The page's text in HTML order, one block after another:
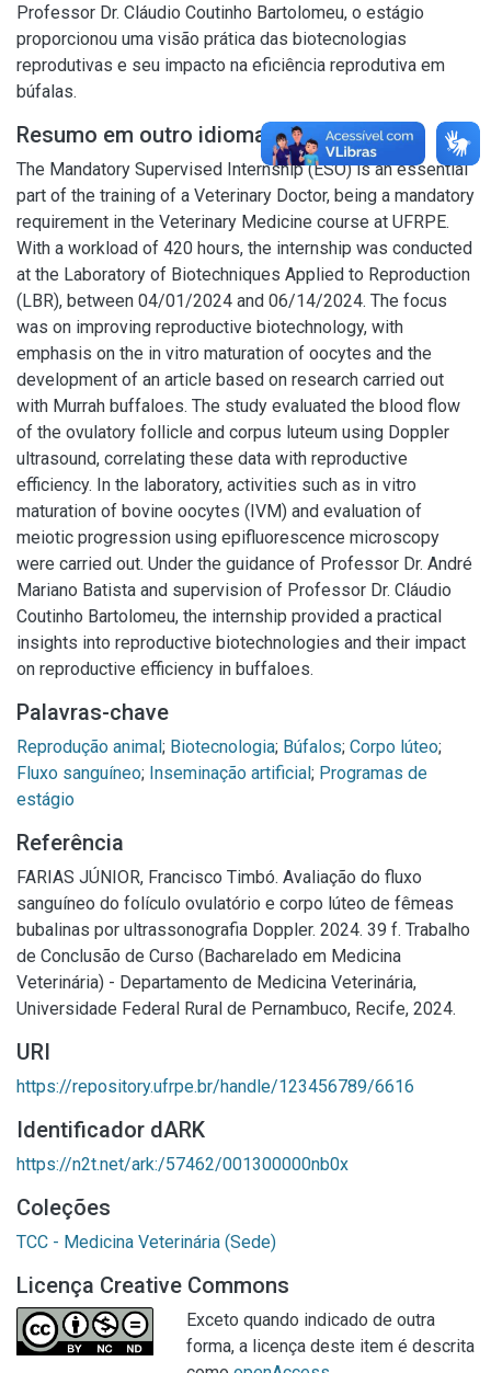
Professor Dr. Cláudio Coutinho Bartolomeu, o estágio
proporcionou uma visão prática das biotecnologias
reprodutivas e seu impacto na eficiência reprodutiva em
búfalas.
Resumo em outro idioma
The Mandatory Supervised Internship (ESO) is an essential
part of the training of a Veterinary Doctor, being a mandatory
requirement in the Veterinary Medicine course at UFRPE.
With a workload of 420 hours, the internship was conducted
at the Laboratory of Biotechniques Applied to Reproduction
(LBR), between 04/01/2024 and 06/14/2024. The focus
was on improving reproductive biotechnology, with
emphasis on the in vitro maturation of oocytes and the
development of an article based on research carried out
with Murrah buffaloes. The study evaluated the blood flow
of the ovulatory follicle and corpus luteum using Doppler
ultrasound, correlating these data with reproductive
efficiency. In the laboratory, activities such as in vitro
maturation of bovine oocytes (IVM) and evaluation of
meiotic progression using epifluorescence microscopy
were carried out. Under the guidance of Professor Dr. André
Mariano Batista and supervision of Professor Dr. Cláudio
Coutinho Bartolomeu, the internship provided a practical
insights into reproductive biotechnologies and their impact
on reproductive efficiency in buffaloes.
Palavras-chave
Reprodução animal; Biotecnologia; Búfalos; Corpo lúteo;
Fluxo sanguíneo; Inseminação artificial; Programas de
estágio
Referência
FARIAS JÚNIOR, Francisco Timbó. Avaliação do fluxo
sanguíneo do folículo ovulatório e corpo lúteo de fêmeas
bubalinas por ultrassonografia Doppler. 2024. 39 f. Trabalho
de Conclusão de Curso (Bacharelado em Medicina
Veterinária) - Departamento de Medicina Veterinária,
Universidade Federal Rural de Pernambuco, Recife, 2024.
URI
https://repository.ufrpe.br/handle/123456789/6616
Identificador dARK
https://n2t.net/ark:/57462/001300000nb0x
Coleções
TCC - Medicina Veterinária (Sede)
Licença Creative Commons
Exceto quando indicado de outra
forma, a licença deste item é descrita